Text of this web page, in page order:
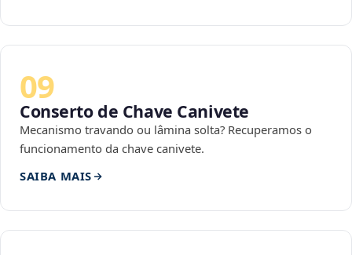
09
Conserto de Chave Canivete
Mecanismo travando ou lâmina solta? Recuperamos o
funcionamento da chave canivete.
SAIBA MAIS